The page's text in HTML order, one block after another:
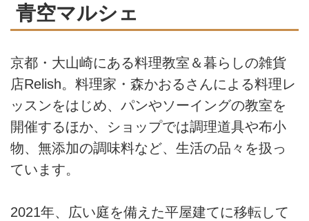
青空マルシェ
京都・大山崎にある料理教室＆暮らしの雑貨
店Relish。料理家・森かおるさんによる料理レ
ッスンをはじめ、パンやソーイングの教室を
開催するほか、ショップでは調理道具や布小
物、無添加の調味料など、生活の品々を扱っ
ています。
2021年、広い庭を備えた平屋建てに移転して